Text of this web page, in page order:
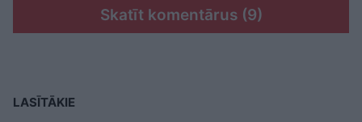
Skatīt komentārus (9)
LASĪTĀKIE